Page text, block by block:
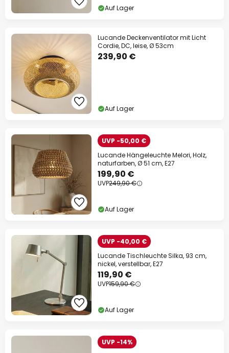
Auf Lager
Lucande Deckenventilator mit Licht
Cordie, DC, leise, Ø 53cm
239,90 €
Auf Lager
UVP -50,00 €
Lucande Hängeleuchte Melori, Holz,
naturfarben, Ø 51 cm, E27
199,90 €
UVP249,90 €
Auf Lager
UVP -40,00 €
Lucande Tischleuchte Silka, 93 cm,
nickel, verstellbar, E27
119,90 €
UVP159,90 €
Auf Lager
UVP -14%